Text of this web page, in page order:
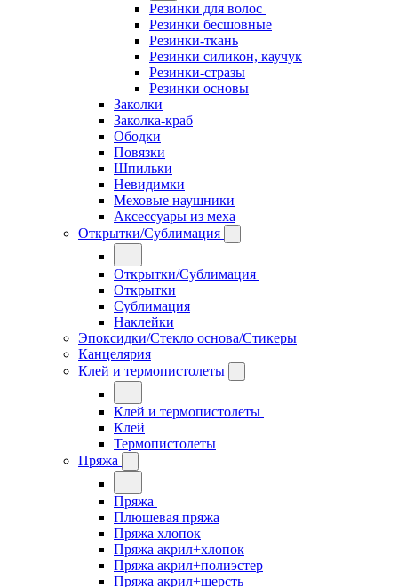
Резинки для волос
Резинки бесшовные
Резинки-ткань
Резинки силикон, каучук
Резинки-стразы
Резинки основы
Заколки
Заколка-краб
Ободки
Повязки
Шпильки
Невидимки
Меховые наушники
Аксессуары из меха
Открытки/Сублимация
Открытки/Сублимация
Открытки
Сублимация
Наклейки
Эпоксидки/Стекло основа/Стикеры
Канцелярия
Клей и термопистолеты
Клей и термопистолеты
Клей
Термопистолеты
Пряжа
Пряжа
Плюшевая пряжа
Пряжа хлопок
Пряжа акрил+хлопок
Пряжа акрил+полиэстер
Пряжа акрил+шерсть